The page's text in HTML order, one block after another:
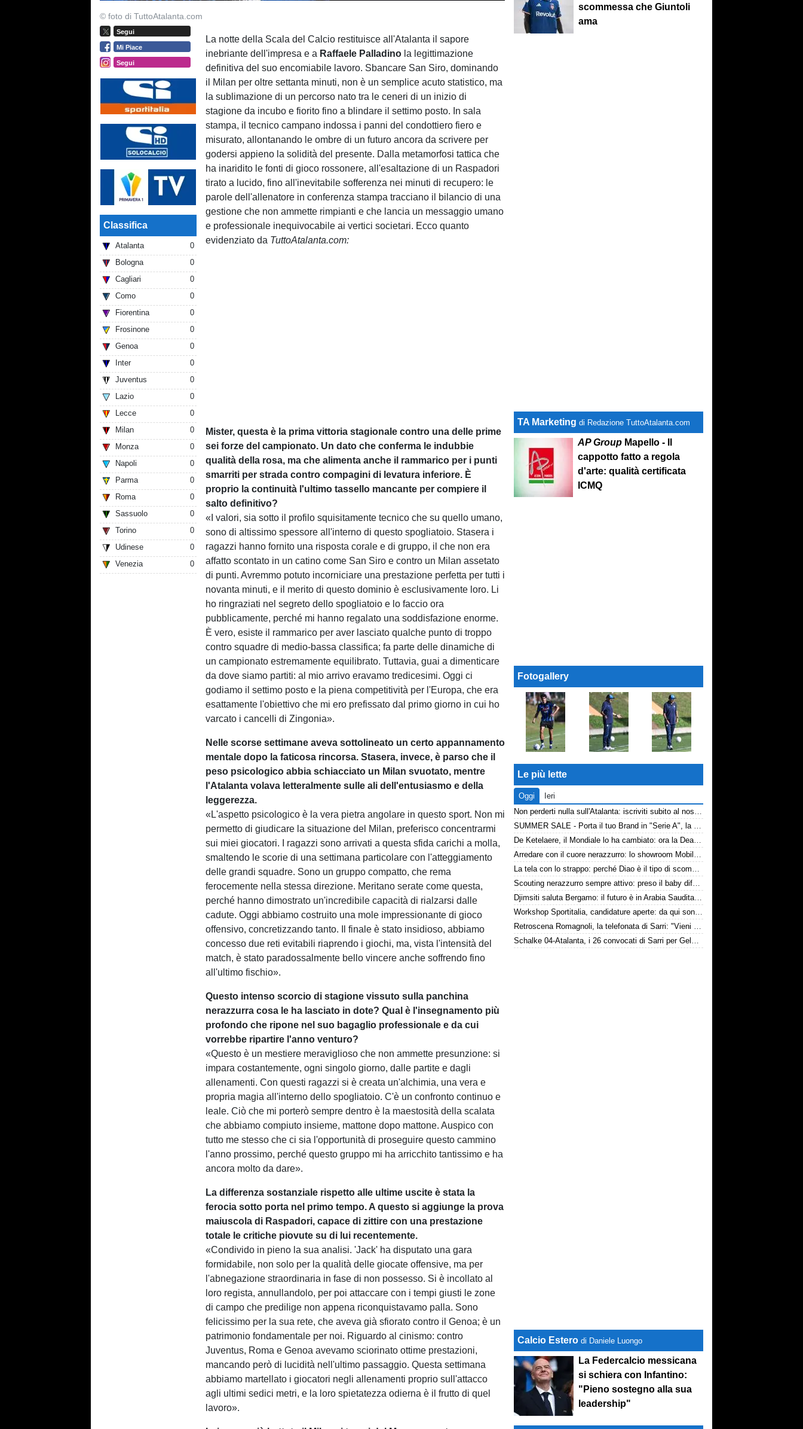
© foto di TuttoAtalanta.com
Segui
Mi Piace
Segui
Classifica
Atalanta
0
Bologna
0
Cagliari
0
Como
0
Fiorentina
0
Frosinone
0
Genoa
0
Inter
0
Juventus
0
Lazio
0
Lecce
0
Milan
0
Monza
0
Napoli
0
Parma
0
Roma
0
Sassuolo
0
Torino
0
Udinese
0
Venezia
0
La notte della Scala del Calcio restituisce all'Atalanta il sapore
inebriante dell'impresa e a Raffaele Palladino la legittimazione
definitiva del suo encomiabile lavoro. Sbancare San Siro, dominando
il Milan per oltre settanta minuti, non è un semplice acuto statistico, ma
la sublimazione di un percorso nato tra le ceneri di un inizio di
stagione da incubo e fiorito fino a blindare il settimo posto. In sala
stampa, il tecnico campano indossa i panni del condottiero fiero e
misurato, allontanando le ombre di un futuro ancora da scrivere per
godersi appieno la solidità del presente. Dalla metamorfosi tattica che
ha inaridito le fonti di gioco rossonere, all'esaltazione di un Raspadori
tirato a lucido, fino all'inevitabile sofferenza nei minuti di recupero: le
parole dell'allenatore in conferenza stampa tracciano il bilancio di una
gestione che non ammette rimpianti e che lancia un messaggio umano
e professionale inequivocabile ai vertici societari. Ecco quanto
evidenziato da TuttoAtalanta.com:
Mister, questa è la prima vittoria stagionale contro una delle prime
sei forze del campionato. Un dato che conferma le indubbie
qualità della rosa, ma che alimenta anche il rammarico per i punti
smarriti per strada contro compagini di levatura inferiore. È
proprio la continuità l'ultimo tassello mancante per compiere il
salto definitivo?
«I valori, sia sotto il profilo squisitamente tecnico che su quello umano,
sono di altissimo spessore all'interno di questo spogliatoio. Stasera i
ragazzi hanno fornito una risposta corale e di gruppo, il che non era
affatto scontato in un catino come San Siro e contro un Milan assetato
di punti. Avremmo potuto incorniciare una prestazione perfetta per tutti i
novanta minuti, e il merito di questo dominio è esclusivamente loro. Li
ho ringraziati nel segreto dello spogliatoio e lo faccio ora
pubblicamente, perché mi hanno regalato una soddisfazione enorme.
È vero, esiste il rammarico per aver lasciato qualche punto di troppo
contro squadre di medio-bassa classifica; fa parte delle dinamiche di
un campionato estremamente equilibrato. Tuttavia, guai a dimenticare
da dove siamo partiti: al mio arrivo eravamo tredicesimi. Oggi ci
godiamo il settimo posto e la piena competitività per l'Europa, che era
esattamente l'obiettivo che mi ero prefissato dal primo giorno in cui ho
varcato i cancelli di Zingonia».
Nelle scorse settimane aveva sottolineato un certo appannamento
mentale dopo la faticosa rincorsa. Stasera, invece, è parso che il
peso psicologico abbia schiacciato un Milan svuotato, mentre
l'Atalanta volava letteralmente sulle ali dell'entusiasmo e della
leggerezza.
«L'aspetto psicologico è la vera pietra angolare in questo sport. Non mi
permetto di giudicare la situazione del Milan, preferisco concentrarmi
sui miei giocatori. I ragazzi sono arrivati a questa sfida carichi a molla,
smaltendo le scorie di una settimana particolare con l'atteggiamento
delle grandi squadre. Sono un gruppo compatto, che rema
ferocemente nella stessa direzione. Meritano serate come questa,
perché hanno dimostrato un'incredibile capacità di rialzarsi dalle
cadute. Oggi abbiamo costruito una mole impressionante di gioco
offensivo, concretizzando tanto. Il finale è stato insidioso, abbiamo
concesso due reti evitabili riaprendo i giochi, ma, vista l'intensità del
match, è stato paradossalmente bello vincere anche soffrendo fino
all'ultimo fischio».
Questo intenso scorcio di stagione vissuto sulla panchina
nerazzurra cosa le ha lasciato in dote? Qual è l'insegnamento più
profondo che ripone nel suo bagaglio professionale e da cui
vorrebbe ripartire l'anno venturo?
«Questo è un mestiere meraviglioso che non ammette presunzione: si
impara costantemente, ogni singolo giorno, dalle partite e dagli
allenamenti. Con questi ragazzi si è creata un'alchimia, una vera e
propria magia all'interno dello spogliatoio. C'è un confronto continuo e
leale. Ciò che mi porterò sempre dentro è la maestosità della scalata
che abbiamo compiuto insieme, mattone dopo mattone. Auspico con
tutto me stesso che ci sia l'opportunità di proseguire questo cammino
l'anno prossimo, perché questo gruppo mi ha arricchito tantissimo e ha
ancora molto da dare».
La differenza sostanziale rispetto alle ultime uscite è stata la
ferocia sotto porta nel primo tempo. A questo si aggiunge la prova
maiuscola di Raspadori, capace di zittire con una prestazione
totale le critiche piovute su di lui recentemente.
«Condivido in pieno la sua analisi. 'Jack' ha disputato una gara
formidabile, non solo per la qualità delle giocate offensive, ma per
l'abnegazione straordinaria in fase di non possesso. Si è incollato al
loro regista, annullandolo, per poi attaccare con i tempi giusti le zone
di campo che predilige non appena riconquistavamo palla. Sono
felicissimo per la sua rete, che aveva già sfiorato contro il Genoa; è un
patrimonio fondamentale per noi. Riguardo al cinismo: contro
Juventus, Roma e Genoa avevamo sciorinato ottime prestazioni,
mancando però di lucidità nell'ultimo passaggio. Questa settimana
abbiamo martellato i giocatori negli allenamenti proprio sull'attacco
agli ultimi sedici metri, e la loro spietatezza odierna è il frutto di quel
lavoro».
scommessa che Giuntoli
ama
TA Marketing di Redazione TuttoAtalanta.com
AP Group Mapello - Il
cappotto fatto a regola
d'arte: qualità certificata
ICMQ
Fotogallery
Le più lette
Oggi
Ieri
Non perderti nulla sull'Atalanta: iscriviti subito al nostro canale WhatsApp!
SUMMER SALE - Porta il tuo Brand in "Serie A", la tua azienda e professione titolare nel cuore dell'Atalanta
De Ketelaere, il Mondiale lo ha cambiato: ora la Dea riparte da lui
Arredare con il cuore nerazzurro: lo showroom Mobilmondo a Osio Sotto. Quando essere di fede atalantina conviene
La tela con lo strappo: perché Diao è il tipo di scommessa che Giuntoli ama
Scouting nerazzurro sempre attivo: preso il baby difensore 2010 Levačić
Djimsiti saluta Bergamo: il futuro è in Arabia Saudita! Tre milioni e firma biennale
Workshop Sportitalia, candidature aperte: da qui sono passate firme di Serie A
Retroscena Romagnoli, la telefonata di Sarri: "Vieni con me a Bergamo"
Schalke 04-Atalanta, i 26 convocati di Sarri per Gelsenkirchen
Calcio Estero di Daniele Luongo
La Federcalcio messicana
si schiera con Infantino:
"Pieno sostegno alla sua
leadership"